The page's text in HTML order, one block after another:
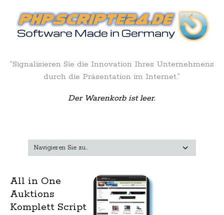
“Signalisieren Sie die Innovation Ihres Unternehmens
durch die Präsentation im Internet.”
Der Warenkorb ist leer.
All in One
Auktions
Komplett Script